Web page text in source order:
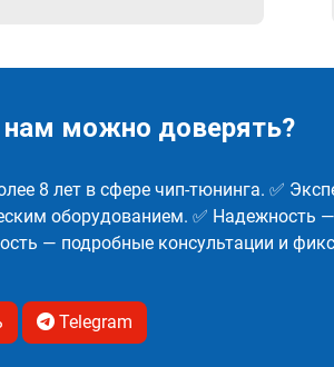
можно доверять?
8 лет в сфере чип-тюнинга. ✅
оборудованием. ✅ Надежность
— подробные консультации и
Telegram